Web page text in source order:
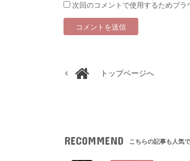
次回のコメントで使用するためブラ
トップページへ
RECOMMEND こちらの記事も人気で